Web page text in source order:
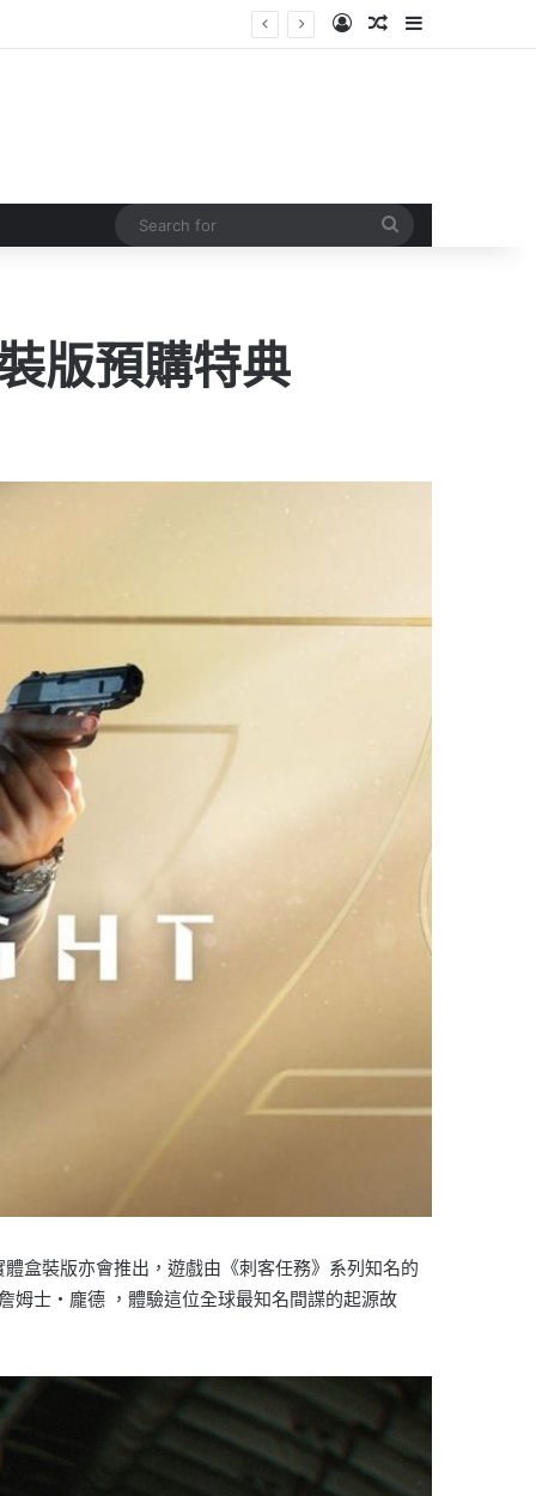
Log InRandom Article
Sidebar
版預購特典
盒裝版亦會推出，遊戲由《刺客任務》系列知名的
姆士・龐德 ，體驗這位全球最知名間諜的起源故